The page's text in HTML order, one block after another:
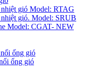
gió Model: RTAG
gió. Model: SRUB
Model: CGAT- NEW
ống gió
ống gió